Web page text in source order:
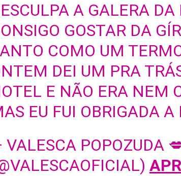
A GALERA
GOSTAR DA
COMO UM
DEI UM PRA
E NÃO ERA NEM
EU FUI OBRIGADA
POPOZUDA